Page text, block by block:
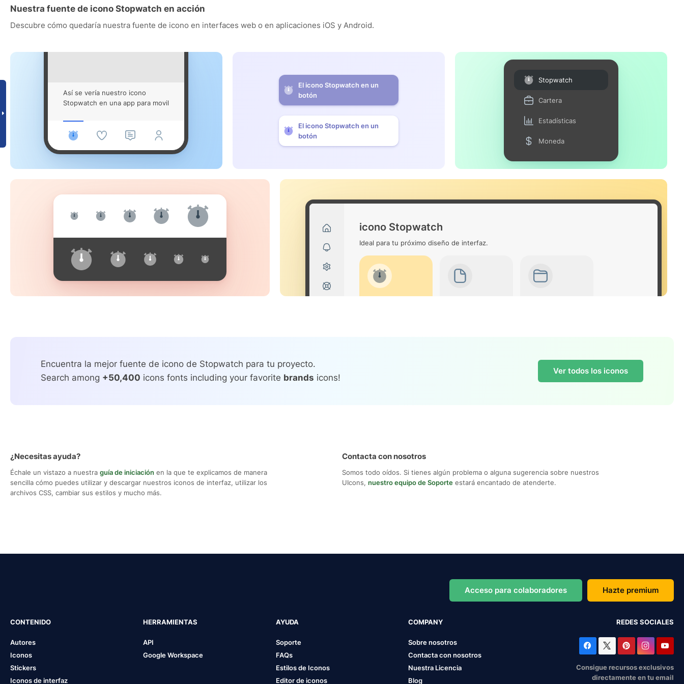
Nuestra fuente de icono Stopwatch en acción
Descubre cómo quedaría nuestra fuente de icono en interfaces web o en aplicaciones iOS y Android.
Así se vería nuestro icono
Stopwatch en una app para movil
El icono Stopwatch en un
botón
El icono Stopwatch en un
botón
Stopwatch
Cartera
Estadísticas
Moneda
icono Stopwatch
Ideal para tu próximo diseño de interfaz.
Encuentra la mejor fuente de icono de Stopwatch para tu proyecto.
Search among +50,400 icons fonts including your favorite brands icons!
Ver todos los iconos
¿Necesitas ayuda?
Échale un vistazo a nuestra guía de iniciación en la que te explicamos de manera
sencilla cómo puedes utilizar y descargar nuestros iconos de interfaz, utilizar los
archivos CSS, cambiar sus estilos y mucho más.
Contacta con nosotros
Somos todo oídos. Si tienes algún problema o alguna sugerencia sobre nuestros
UIcons, nuestro equipo de Soporte estará encantado de atenderte.
Acceso para colaboradores Hazte premium
CONTENIDO
Autores
Iconos
Stickers
Iconos de interfaz
HERRAMIENTAS
API
Google Workspace
AYUDA
Soporte
FAQs
Estilos de Iconos
Editor de iconos
COMPANY
Sobre nosotros
Contacta con nosotros
Nuestra Licencia
Blog
REDES SOCIALES
Consigue recursos exclusivos
directamente en tu email